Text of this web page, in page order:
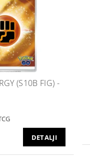
(S10B FIG) -
DETALJI